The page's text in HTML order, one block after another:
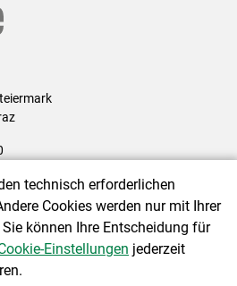
|Barrierefreiheit|
technisch erforderlichen
Cookies werden nur mit Ihrer
können Ihre Entscheidung für
Einstellungen jederzeit